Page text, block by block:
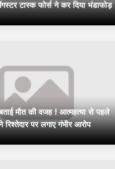
टास्क फोर्स ने कर दिया भंडाफोड़
मौत की वजह ! आत्महत्या से पहले
पर लगाए गंभीर आरोप